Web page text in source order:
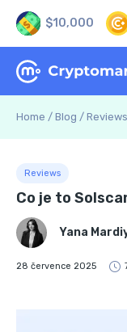
$10,000
Home / Blog / Reviews
Reviews
Co je to
Yana
28 července 2025